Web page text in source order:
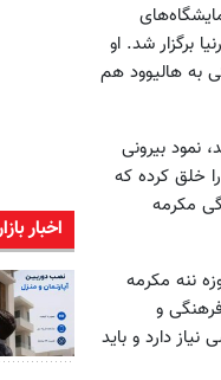
نمایشگاه‌های
کالیفرنیا برگزار شد. او
به هالیوود هم
نمود بیرونی
خلق کرده که
مکرمه
ننه مکرمه
و
دارد و باید
اخبار